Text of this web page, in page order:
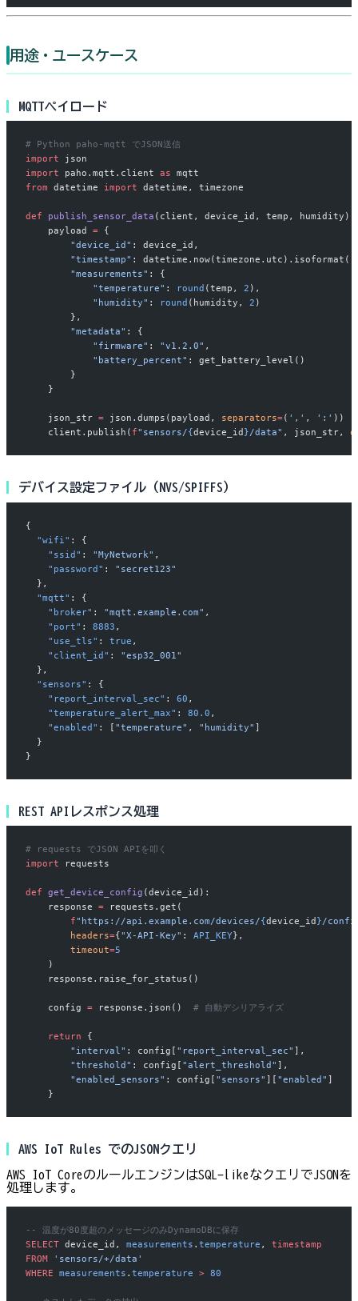
用途・ユースケース
MQTTペイロード
# Python paho-mqtt でJSON送信
import json
import paho.mqtt.client as mqtt
from datetime import datetime, timezone
def publish_sensor_data (client, device_id, temp, humidity):
    payload
= {
        "device_id"
: device_id,
        "timestamp"
:
        "measurements"
: {
            "temperature"
: round (temp, 2 ),
            "humidity"
: round (humidity, 2 )
        },
        "metadata"
: {
            "firmware"
: "v1.2.0" ,
            "battery_percent"
: get_battery_level()
        }
    }
    json_str
= json.dumps(payload, separators=( ',' , ':' ))
    client.publish(
f"sensors/{ device_id }/data" , json_str,
デバイス設定ファイル（NVS/SPIFFS）
{
  "wifi"
: {
    "ssid"
: "MyNetwork" ,
    "password"
: "secret123"
  },
  "mqtt"
: {
    "broker"
: "mqtt.example.com" ,
    "port"
: 8883 ,
    "use_tls"
: true ,
    "client_id"
: "esp32_001"
  },
  "sensors"
: {
    "report_interval_sec"
: 60 ,
    "temperature_alert_max"
: 80.0 ,
    "enabled"
: [ "temperature" , "humidity" ]
  }
}
REST APIレスポンス処理
# requests でJSON APIを叩く
import requests
def get_device_config (device_id):
    response
= requests.get(
        f
"https://api.example.com/devices/{ device_id }/
        headers
={ "X-API-Key" : API_KEY},
        timeout
=5
    )
    response.raise_for_status()
    config
= response.json() # 自動デシリアライズ
    return
{
        "interval"
: config[ "report_interval_sec"
],
        "threshold"
: config[ "alert_threshold"
],
        "enabled_sensors"
: config[ "sensors" "enabled"
    }
AWS IoT Rules でのJSONクエリ
AWS IoT CoreのルールエンジンはSQL-likeなクエリでJSONを
処理します。
-- 温度が80度超のメッセージのみDynamoDBに保存
SELECT device_id, measurements . temperature , timestamp
FROM 'sensors/+/data'
WHERE measurements . temperature > 80